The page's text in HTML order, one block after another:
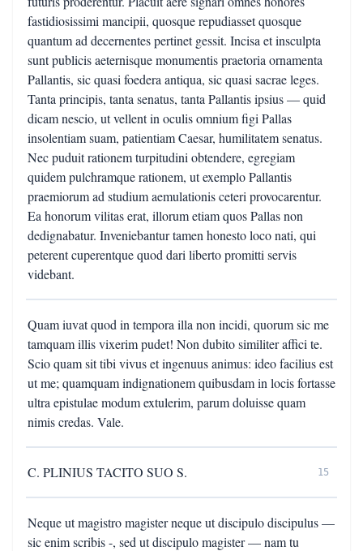
fastidiosissimi mancipii, quosque repudiasset quosque
quantum ad decernentes pertinet gessit. Incisa et insculpta
sunt publicis aeternisque monumentis praetoria ornamenta
Pallantis, sic quasi foedera antiqua, sic quasi sacrae leges.
Tanta principis, tanta senatus, tanta Pallantis ipsius — quid
dicam nescio, ut vellent in oculis omnium figi Pallas
insolentiam suam, patientiam Caesar, humilitatem senatus.
Nec puduit rationem turpitudini obtendere, egregiam
quidem pulchramque rationem, ut exemplo Pallantis
praemiorum ad studium aemulationis ceteri provocarentur.
Ea honorum vilitas erat, illorum etiam quos Pallas non
dedignabatur. Inveniebantur tamen honesto loco nati, qui
peterent cuperentque quod dari liberto promitti servis
videbant.
Quam iuvat quod in tempora illa non incidi, quorum sic me
tamquam illis vixerim pudet! Non dubito similiter affici te.
Scio quam sit tibi vivus et ingenuus animus: ideo facilius est
ut me; quamquam indignationem quibusdam in locis fortasse
ultra epistulae modum extulerim, parum doluisse quam
nimis credas. Vale.
C. PLINIUS TACITO SUO S. 15
Neque ut magistro magister neque ut discipulo discipulus —
sic enim scribis -, sed ut discipulo magister — nam tu